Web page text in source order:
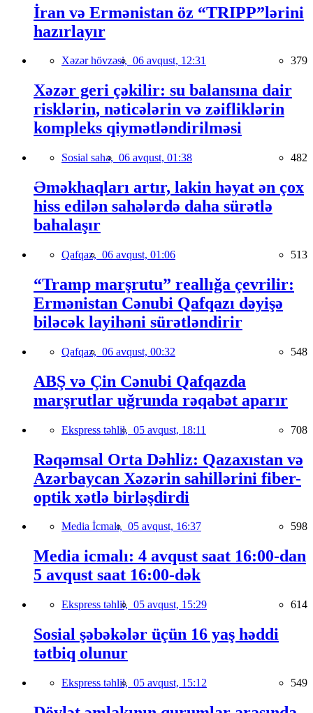
İran və Ermənistan öz “TRIPP”lərini
hazırlayır
Xəzər hövzəsi, 06 avqust, 12:31 379
Xəzər geri çəkilir: su balansına dair
risklərin, nəticələrin və zəifliklərin
kompleks qiymətləndirilməsi
Sosial sahə, 06 avqust, 01:38 482
Əməkhaqları artır, lakin həyat ən çox
hiss edilən sahələrdə daha sürətlə
bahalaşır
Qafqaz, 06 avqust, 01:06 513
“Tramp marşrutu” reallığa çevrilir:
Ermənistan Cənubi Qafqazı dəyişə
biləcək layihəni sürətləndirir
Qafqaz, 06 avqust, 00:32 548
ABŞ və Çin Cənubi Qafqazda
marşrutlar uğrunda rəqabət aparır
Ekspress təhlil, 05 avqust, 18:11 708
Rəqəmsal Orta Dəhliz: Qazaxıstan və
Azərbaycan Xəzərin sahillərini fiber-
optik xətlə birləşdirdi
Media İcmalı, 05 avqust, 16:37 598
Media icmalı: 4 avqust saat 16:00-dan
5 avqust saat 16:00-dək
Ekspress təhlil, 05 avqust, 15:29 614
Sosial şəbəkələr üçün 16 yaş həddi
tətbiq olunur
Ekspress təhlil, 05 avqust, 15:12 549